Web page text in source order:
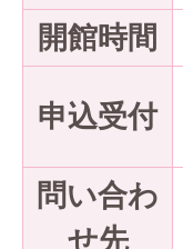
開館時間
申込受付
問い合わ
せ先